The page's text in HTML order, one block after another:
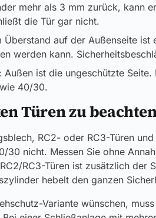
mehr als 3 mm zurück, kann
die Tür gar nicht.
Überstand auf der Außenseite
werden kann.
: Außen ist die ungeschützte
40/30.
Türen zu
RC2- oder RC3-Türen
30 nicht. Messen Sie ohne
RC3-Türen ist zusätzlich
hebelt den ganzen
Variante wünschen,